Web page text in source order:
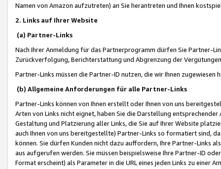
Namen von Amazon aufzutreten) an Sie herantreten und Ihnen
2. Links auf Ihrer Website
(a) Partner-Links
Nach Ihrer Anmeldung für das Partnerprogramm dürfen Sie Partner-
Zurückverfolgung, Berichterstattung und Abgrenzung der
Partner-Links müssen die Partner-ID nutzen, die wir Ihnen zugewiesen
(b) Allgemeine Anforderungen für alle Partner-Links
Partner-Links können von Ihnen erstellt oder Ihnen von uns
Arten von Links nicht eignet, haben Sie die Darstellung
Gestaltung und Platzierung aller Links, die Sie auf Ihrer Website
auch Ihnen von uns bereitgestellte) Partner-Links so formatiert sind,
können. Sie dürfen Kunden nicht dazu auffordern, Ihre Partner-Links
aus aufgerufen werden. Sie müssen beispielsweise Ihre Partner-ID
Format erscheint) als Parameter in die URL eines jeden Links zu einer